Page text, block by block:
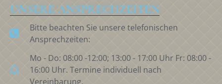
UNSERE ANSPRECHZEITEN
Bitte beachten Sie unsere telefonischen
Ansprechzeiten:
Mo - Do: 08:00 -12:00; 13:00 - 17:00 Uhr Fr: 08:00 -
16:00 Uhr. Termine individuell nach
Vereinbarung.